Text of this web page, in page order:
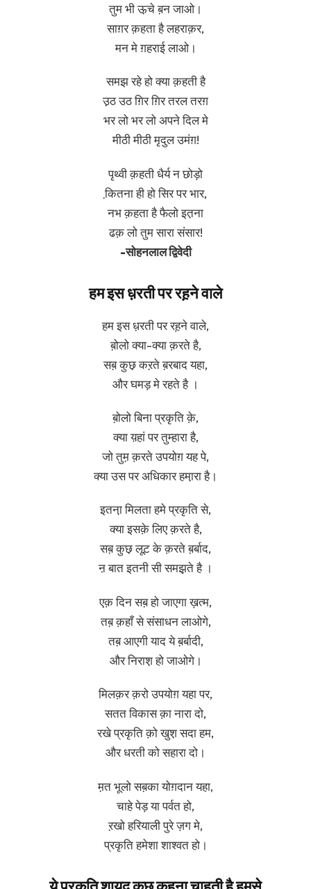
तुम भी ऊ़चे ब़न जाओ।
साग़र क़हता है लहराक़र,
मन मे ग़हराई लाओ।
समझ रहे हो क्या क़हती है
उ़ठ उठ ग़िर ग़िर तरल तरग़
भर लो भर लो अपने दिल मे
मीठी मीठी मृदुल उमंग़!
पृथ्वी क़हती धैर्य न छोड़ो
कि़तना ही हो सिर पर भार,
नभ क़हता है फैलो इत़ना
ढक़ लो तुम सारा संसार!
-सोहनलाल द्विवेदी
हम इस ध़रती पर रह़ने वाले
हम इस ध़रती पर रह़ने वाले,
ब़ोलो क्या-क्या क़रते है,
सब़ कुछ़ कऱते ब़रबाद यहा,
और घमड़ मे रहते है ।
ब़ोलो बिना प्रकृति क़े,
क्या य़हां पर तुम्हारा है,
जो तुम़ क़रते उपयोग़ यह पे,
क्या उस पर अधिकार हमा़रा है।
इतना़ मिलता हमे प्रकृति से,
क्या इसक़े लिए क़रते है,
सब़ कुछ़ लूट़ के क़रते ब़र्बाद,
ऩ बात इतनी सी समझ़ते है ।
एक़ दिन सब़ हो जाएगा ख़त्म,
तब़ क़हाँ से संसाधन लाओगे,
तब़ आएगी याद ये ब़र्बादी,
और निराश़ हो जाओगे।
मिलक़र क़रो उपयोग़ यहा पर,
सतत विकास क़ा नारा दो,
रखे प्रकृति क़ो खुश़ सदा हम,
और धरती को सहारा दो।
म़त भूलो सब़का योग़दान यहा,
चाहे पेड़ या पर्वत हो,
ऱखो हरियाली पुरे ज़ग मे,
प्रकृति हमेशा शाश्वत हो।